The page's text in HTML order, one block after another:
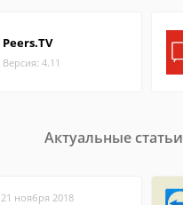
Peers.TV
Версия: 4.11
Актуальные статьи
21 ноября 2018